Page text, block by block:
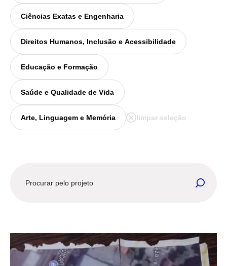
Ciências Exatas e Engenharia
Direitos Humanos, Inclusão e Acessibilidade
Educação e Formação
Saúde e Qualidade de Vida
Arte, Linguagem e Memória limpar seleção